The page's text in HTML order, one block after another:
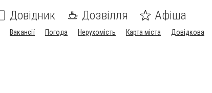
Довідник Дозвілля Афіша
Вакансії Погода Нерухомість Карта міста Довідкова